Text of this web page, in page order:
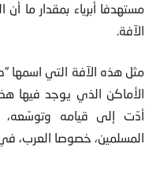
مستهدفا أبرياء بمقدار ما
الآفة.
مثل هذه الآفة التي اسمها
الأماكن الذي يوجد فيها
أدّت إلى قيامه وتوسّعه،
المسلمين، خصوصا العرب،